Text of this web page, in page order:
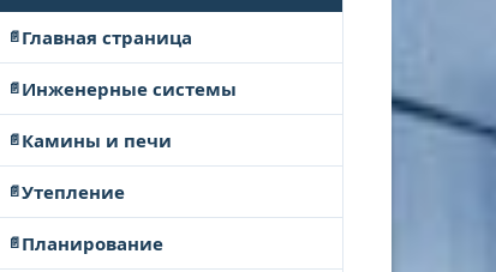
Главная страница
Инженерные системы
Камины и печи
Утепление
Планирование